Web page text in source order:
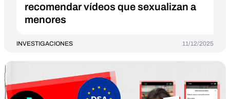
recomendar vídeos que sexualizan a
menores
INVESTIGACIONES 11/12/2025